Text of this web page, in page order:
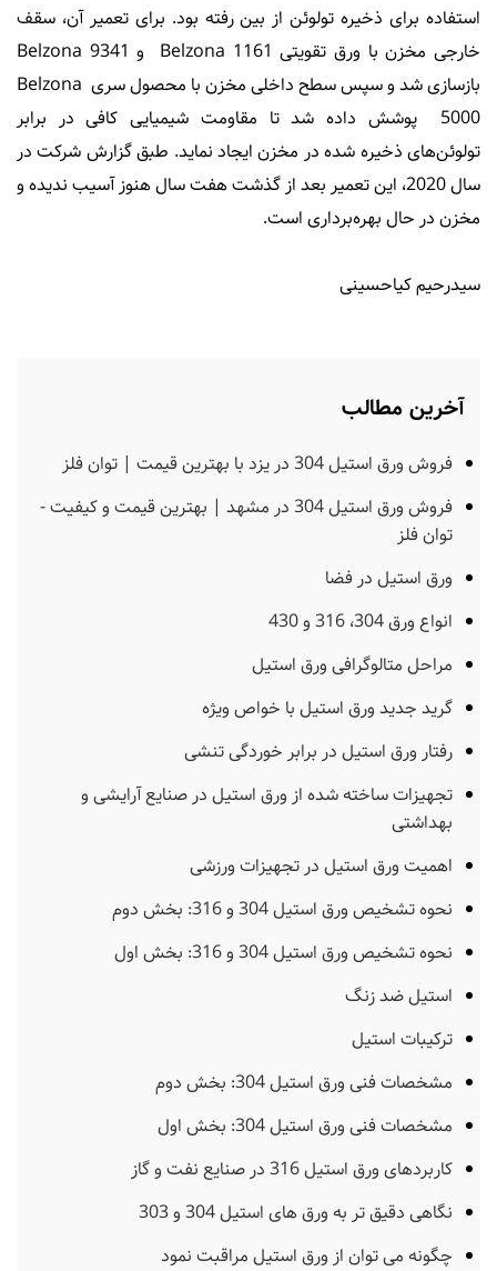
استفاده برای ذخیره تولوئن از بین رفته بود. برای تعمیر آن، سقف
خارجی مخزن با ورق تقویتی Belzona 1161 و Belzona 9341
بازسازی شد و سپس سطح داخلی مخزن با محصول سری Belzona
5000 پوشش داده شد تا مقاومت شیمیایی کافی در برابر
تولوئن‌های ذخیره شده در مخزن ایجاد نماید. طبق گزارش شرکت در
سال 2020، این تعمیر بعد از گذشت هفت سال هنوز آسیب ندیده و
مخزن در حال بهره‌برداری است.
سیدرحیم کیاحسینی
آخرین مطالب
فروش ورق استیل 304 در یزد با بهترین قیمت | توان فلز
فروش ورق استیل 304 در مشهد | بهترین قیمت و کیفیت -
توان فلز
ورق استیل در فضا
انواع ورق 304، 316 و 430
مراحل متالوگرافی ورق استیل
گرید جدید ورق استیل با خواص ویژه
رفتار ورق استیل در برابر خوردگی تنشی
تجهیزات ساخته شده از ورق استیل در صنایع آرایشی و
بهداشتی
اهمیت ورق استیل در تجهیزات ورزشی
نحوه تشخیص ورق استیل 304 و 316: بخش دوم
نحوه تشخیص ورق استیل 304 و 316: بخش اول
استیل ضد زنگ
ترکیبات استیل
مشخصات فنی ورق استیل 304: بخش دوم
مشخصات فنی ورق استیل 304: بخش اول
کاربردهای ورق استیل 316 در صنایع نفت و گاز
نگاهی دقیق تر به ورق های استیل 304 و 303
چگونه می توان از ورق استیل مراقبت نمود